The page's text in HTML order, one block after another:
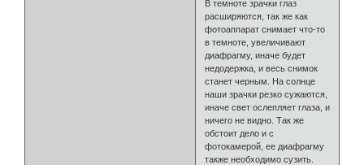
В темноте зрачки глаз
расширяются, так же как
фотоаппарат снимает что-то
в темноте, увеличивают
диафрагму, иначе будет
недодержка, и весь снимок
станет черным. На солнце
наши зрачки резко сужаются,
иначе свет ослепляет глаза, и
ничего не видно. Так же
обстоит дело и с
фотокамерой, ее диафрагму
также необходимо сузить.